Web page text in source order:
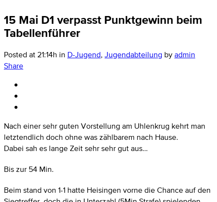
15 Mai D1 verpasst Punktgewinn beim
Tabellenführer
Posted at 21:14h in D-Jugend, Jugendabteilung byadmin
Share
Nach einer sehr guten Vorstellung am Uhlenkrug kehrt man
letztendlich doch ohne was zählbarem nach Hause.
Dabei sah es lange Zeit sehr sehr gut aus…
Bis zur 54 Min.
Beim stand von 1-1 hatte Heisingen vorne die Chance auf den